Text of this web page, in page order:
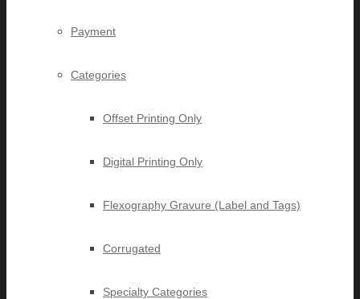
Payment
Categories
Offset Printing Only
Digital Printing Only
Flexography Gravure (Label and Tags)
Corrugated
Specialty Categories